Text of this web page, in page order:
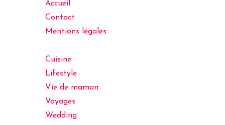
Accueil
Contact
Mentions légales
Cuisine
Lifestyle
Vie de maman
Voyages
Wedding